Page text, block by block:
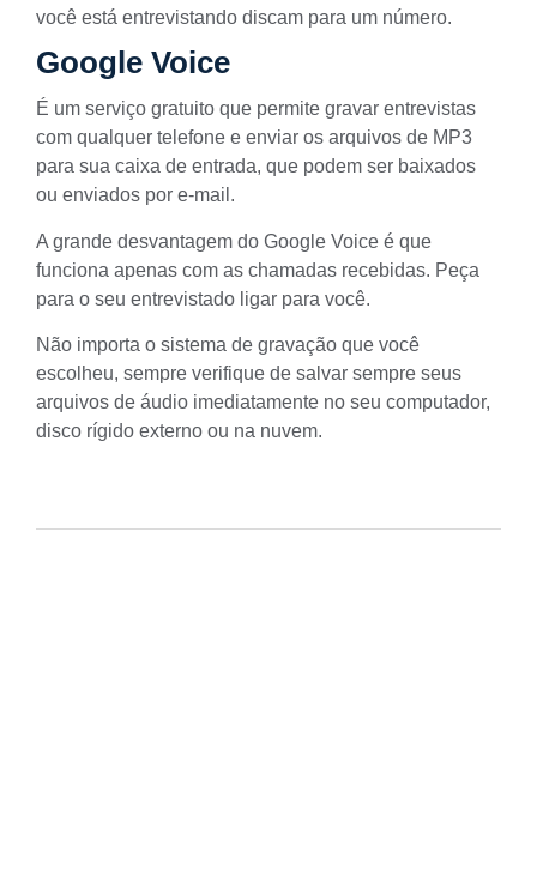
você está entrevistando discam para um número.
Google Voice
É um serviço gratuito que permite gravar entrevistas
com qualquer telefone e enviar os arquivos de MP3
para sua caixa de entrada, que podem ser baixados
ou enviados por e-mail.
A grande desvantagem do Google Voice é que
funciona apenas com as chamadas recebidas. Peça
para o seu entrevistado ligar para você.
Não importa o sistema de gravação que você
escolheu, sempre verifique de salvar sempre seus
arquivos de áudio imediatamente no seu computador,
disco rígido externo ou na nuvem.